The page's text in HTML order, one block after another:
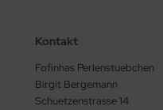
Kontakt
Fofinhas Perlenstuebchen
Birgit Bergemann
Schuetzenstrasse 14